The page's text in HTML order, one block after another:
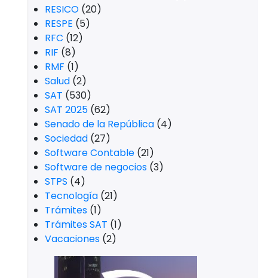
RESICO (20)
RESPE (5)
RFC (12)
RIF (8)
RMF (1)
Salud (2)
SAT (530)
SAT 2025 (62)
Senado de la República (4)
Sociedad (27)
Software Contable (21)
Software de negocios (3)
STPS (4)
Tecnología (21)
Trámites (1)
Trámites SAT (1)
Vacaciones (2)